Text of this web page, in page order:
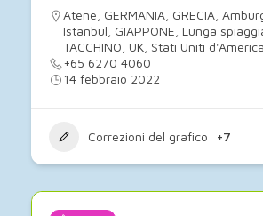
Atene GERMANIA GRECIA
Istanbul GIAPPONE Lunga
TACCHINO UK Stati Uniti d'America
+65 6270 4060
14 febbraio 2022
Correzioni del grafico +7